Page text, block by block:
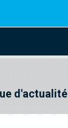
d'actualité